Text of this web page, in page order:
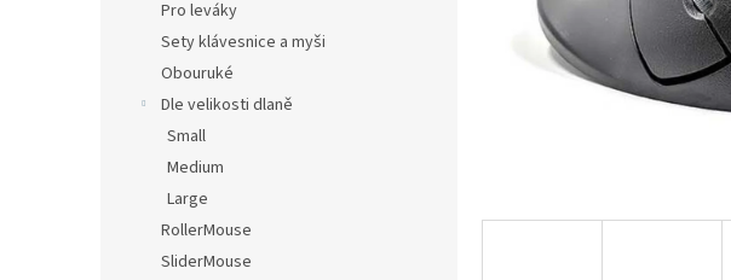
Pro leváky
Sety klávesnice a myši
Obouruké
Dle velikosti dlaně
Small
Medium
Large
RollerMouse
SliderMouse